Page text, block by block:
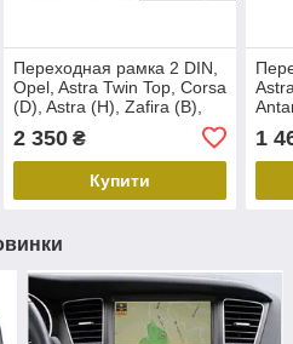
Переходная рамка 2 DIN,
Opel, Astra Twin Top, Corsa
(D), Astra (H), Zafira (B),
Antara, ACV 381230-12 Kit
2 350₴
Купити
1